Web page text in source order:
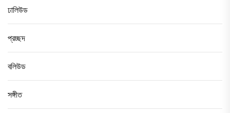
ঢালিউড
প্রচ্ছদ
বলিউড
সঙ্গীত